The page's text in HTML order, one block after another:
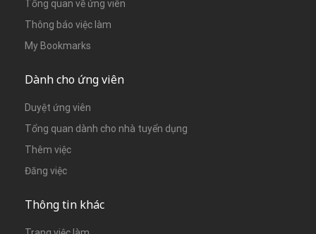
Tổng quan về ứng viên
Thông báo việc làm
My Bookmarks
Dành cho ứng viên
Duyệt ứng viên
Tổng quan dành cho nhà tuyển dụng
Thêm việc
Đăng việc
Thông tin khác